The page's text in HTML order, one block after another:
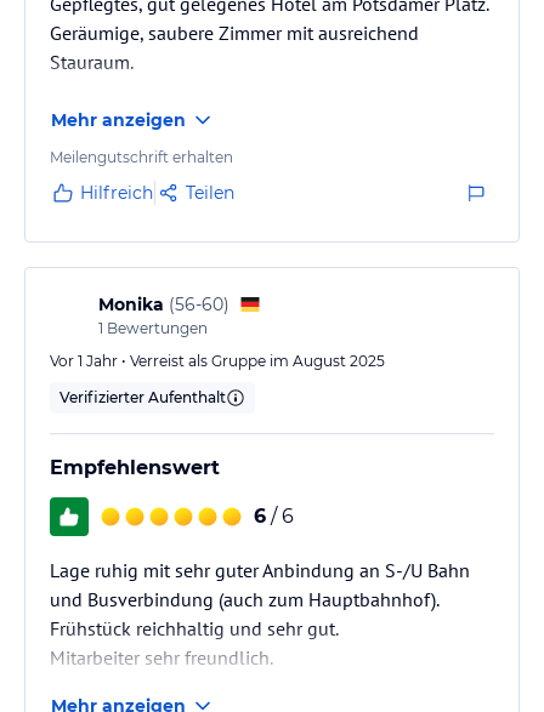
Geräumige, saubere Zimmer mit ausreichend
Stauraum.
Mehr anzeigen
Meilengutschrift erhalten
Hilfreich Teilen
Monika (56-60)
1 Bewertungen
Vor 1 Jahr • Verreist als Gruppe im August 2025
Verifizierter Aufenthalt
Empfehlenswert
6 / 6
Lage ruhig mit sehr guter Anbindung an S-/U Bahn
und Busverbindung (auch zum Hauptbahnhof).
Frühstück reichhaltig und sehr gut.
Mitarbeiter sehr freundlich.
Mehr anzeigen